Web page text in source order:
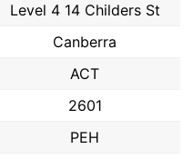
Level 4 14 Childers St
Canberra
ACT
2601
PEH